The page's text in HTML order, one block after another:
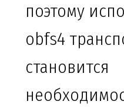
поэтому
obfs4
становится